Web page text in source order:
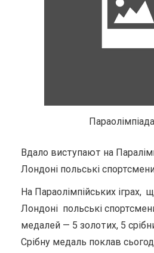
Вдало виступают на
Лондоні польські
На Параолімпійських іграх,
Лондоні польські
медалей — 5 золотих, 5
Срібну медаль поклав